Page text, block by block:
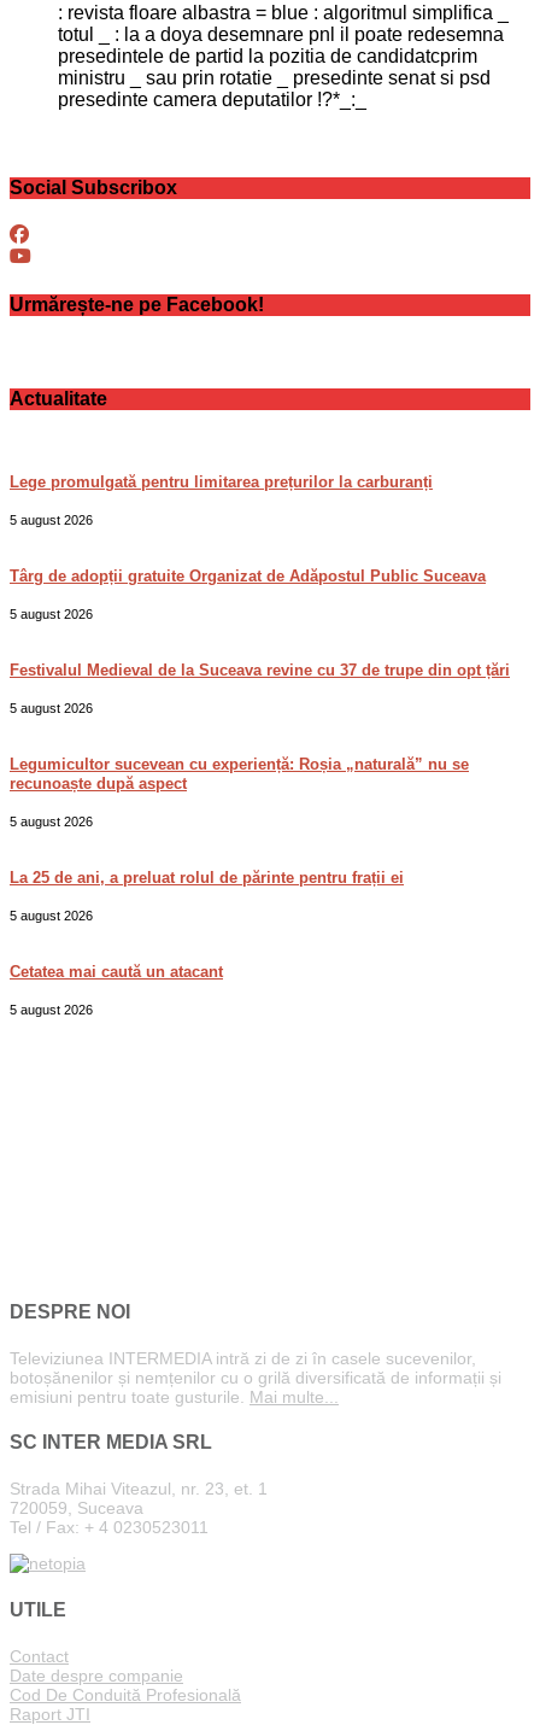
: revista floare albastra = blue : algoritmul simplifica _
totul _ : la a doya desemnare pnl il poate redesemna
presedintele de partid la pozitia de candidatcprim
ministru _ sau prin rotatie _ presedinte senat si psd
presedinte camera deputatilor !?*_:_
Social Subscribox
Urmărește-ne pe Facebook!
Actualitate
Lege promulgată pentru limitarea prețurilor la carburanți
5 august 2026
Târg de adopții gratuite Organizat de Adăpostul Public Suceava
5 august 2026
Festivalul Medieval de la Suceava revine cu 37 de trupe din opt țări
5 august 2026
Legumicultor sucevean cu experiență: Roșia „naturală” nu se
recunoaște după aspect
5 august 2026
La 25 de ani, a preluat rolul de părinte pentru frații ei
5 august 2026
Cetatea mai caută un atacant
5 august 2026
DESPRE NOI
Televiziunea INTERMEDIA intră zi de zi în casele sucevenilor,
botoșănenilor și nemțenilor cu o grilă diversificată de informații și
emisiuni pentru toate gusturile. Mai multe...
SC INTER MEDIA SRL
Strada Mihai Viteazul, nr. 23, et. 1
720059, Suceava
Tel / Fax: + 4 0230523011
UTILE
Contact
Date despre companie
Cod De Conduită Profesională
Raport JTI